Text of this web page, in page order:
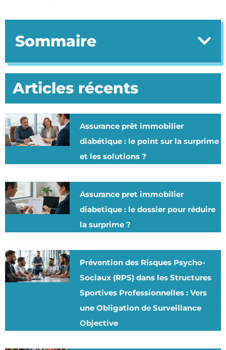
Sommaire
Articles récents
Assurance prêt immobilier
diabétique : le point sur la surprime
et les solutions ?
Assurance pret immobilier
diabetique : le dossier pour réduire
la surprime ?
Prévention des Risques Psycho-
Sociaux (RPS) dans les Structures
Sportives Professionnelles : Vers
une Obligation de Surveillance
Objective